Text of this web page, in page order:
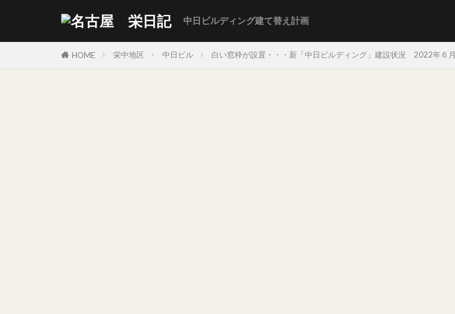
中日ビルディング建て替え計画
HOME 栄中地区 中日ビル 白い窓枠が設置・・・新「中日ビルディング」建設状況 2022年６月